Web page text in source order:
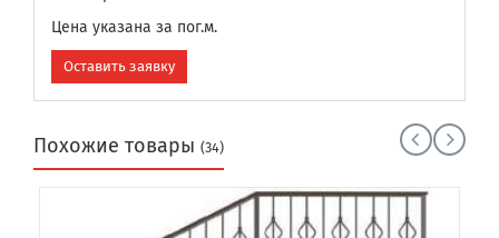
Цена указана за пог.м.
Оставить заявку
Похожие товары (34)